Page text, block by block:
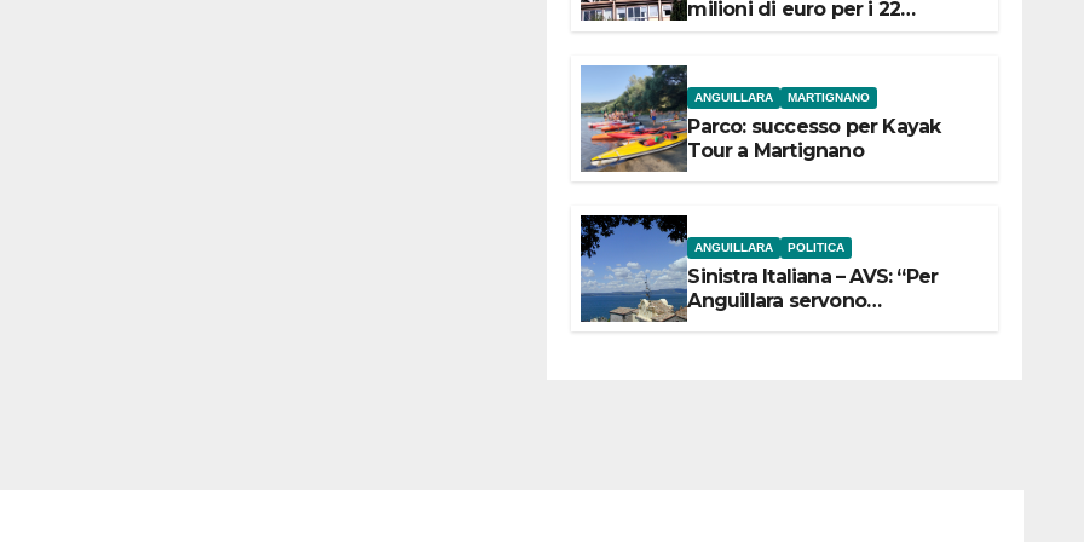
milioni di euro per i 22
ANGUILLARA MARTIGNANO
Parco: successo per Kayak
Tour a Martignano
ANGUILLARA POLITICA
Sinistra Italiana – AVS: “Per
Anguillara servono